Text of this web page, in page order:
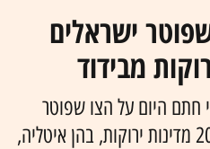
ישראלים
מבידוד
חתם היום על הצו שפוטר
מחובת בידוד את השבים מ-20 מדינות ירוקות, בהן איטליה,